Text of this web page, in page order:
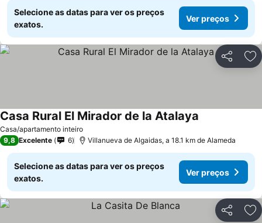
Selecione as datas para ver os preços
exatos.
Ver preços
Partilhar
Casa/apartamento inteiro
Casa Rural El Mirador de la Atalaya
9,8 Excelente 6 Villanueva de Algaidas, a 18.1 km de Alameda
Selecione as datas para ver os preços
exatos.
Ver preços
Partilhar